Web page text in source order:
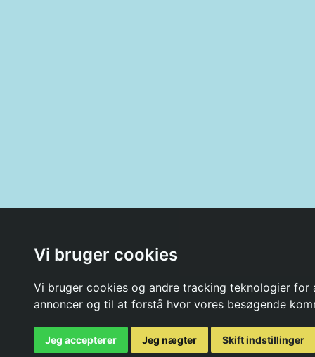
Vi bruger cookies
Vi bruger cookies og andre tracking teknologier
annoncer og til at forstå hvor vores besøgende
Jeg accepterer Jeg nægter Skift indstillinger